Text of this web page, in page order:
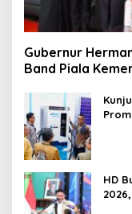
Gubernur
Band Piala
HD